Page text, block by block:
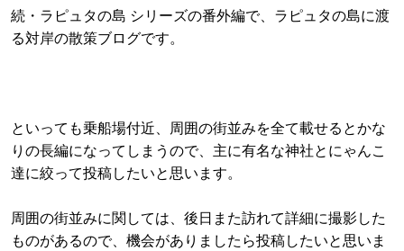
続・ラピュタの島 シリーズの番外編で、ラピュタの島に渡
る対岸の散策ブログです。
といっても乗船場付近、周囲の街並みを全て載せるとかな
りの長編になってしまうので、主に有名な神社とにゃんこ
達に絞って投稿したいと思います。
周囲の街並みに関しては、後日また訪れて詳細に撮影した
ものがあるので、機会がありましたら投稿したいと思いま